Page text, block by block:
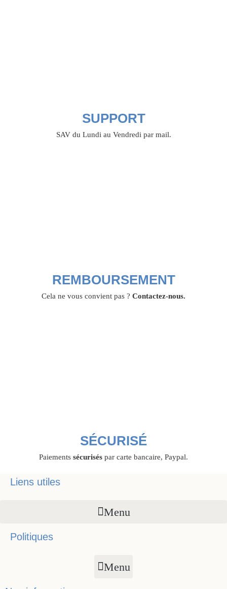
SUPPORT
SAV du Lundi au Vendredi par mail.
REMBOURSEMENT
Cela ne vous convient pas ? Contactez-nous.
SÉCURISÉ
Paiements sécurisés par carte bancaire, Paypal.
Liens utiles
Menu
Politiques
Menu